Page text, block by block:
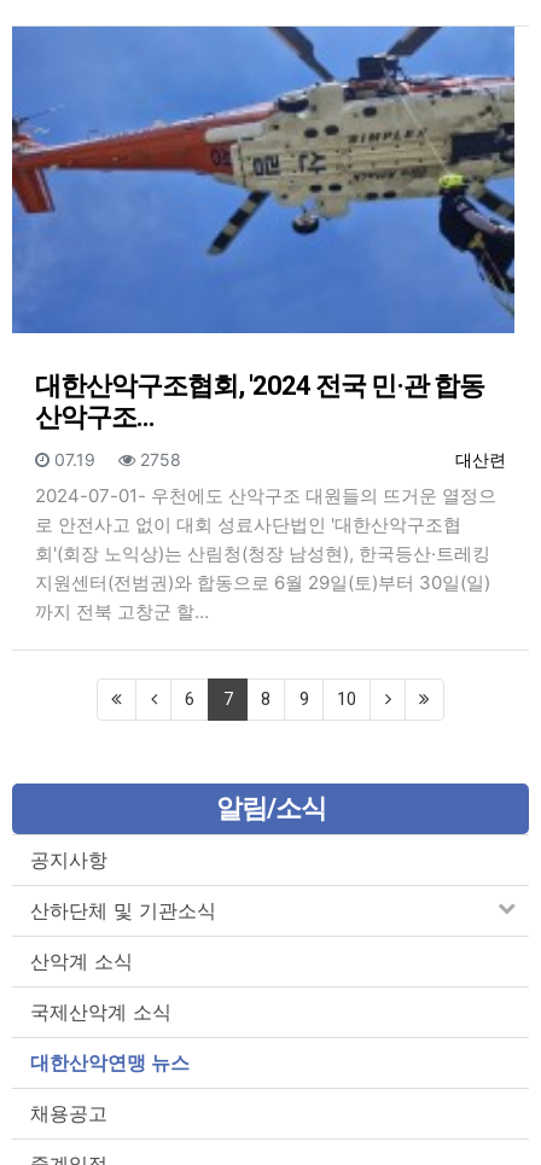
대한산악구조협회, '2024 전국 민·관 합동
산악구조…
등록자
대산련
등록일
07.19 조회
2758
2024-07-01- 우천에도 산악구조 대원들의 뜨거운 열정으
로 안전사고 없이 대회 성료사단법인 '대한산악구조협
회'(회장 노익상)는 산림청(청장 남성현), 한국등산·트레킹
지원센터(전범권)와 합동으로 6월 29일(토)부터 30일(일)
까지 전북 고창군 할…
6 7(current)
8 9 10
알림/소식
공지사항
산하단체 및 기관소식
산악계 소식
국제산악계 소식
대한산악연맹 뉴스
채용공고